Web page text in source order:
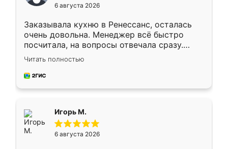
6 августа 2026
Заказывала кухню в Ренессанс, осталась
очень довольна. Менеджер всё быстро
посчитала, на вопросы отвечала сразу.
Замерщик приехал в субботу, подошёл к
делу со всей ответственностью. Собрали
за день, ребята работали аккуратно, даже
Читать полностью
Игорь М.
6 августа 2026